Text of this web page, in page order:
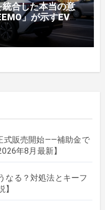
統合した本当の意
」が示すEV戦
式販売開始——補助金で
年8月最新】
なる？対処法とキーフ